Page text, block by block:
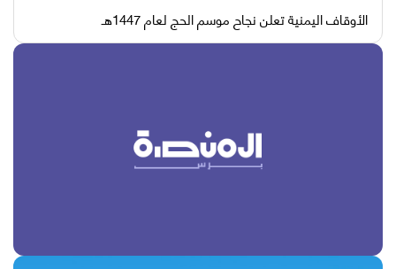
الأوقاف اليمنية تعلن نجاح موسم الحج لعام 1447هـ